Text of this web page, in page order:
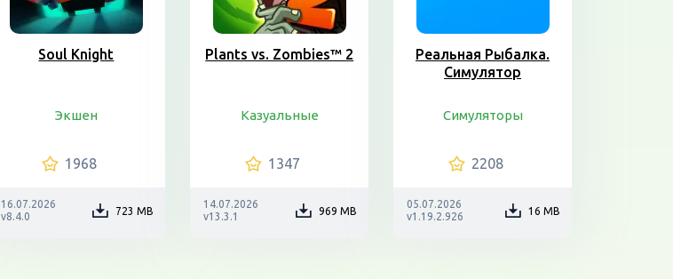
Soul Knight
Экшен
1968
16.07.2026
v8.4.0
723 MB
Plants vs. Zombies™ 2
Казуальные
1347
14.07.2026
v13.3.1
969 MB
Реальная Рыбалка.
Симулятор
Симуляторы
2208
05.07.2026
v1.19.2.926
16 MB